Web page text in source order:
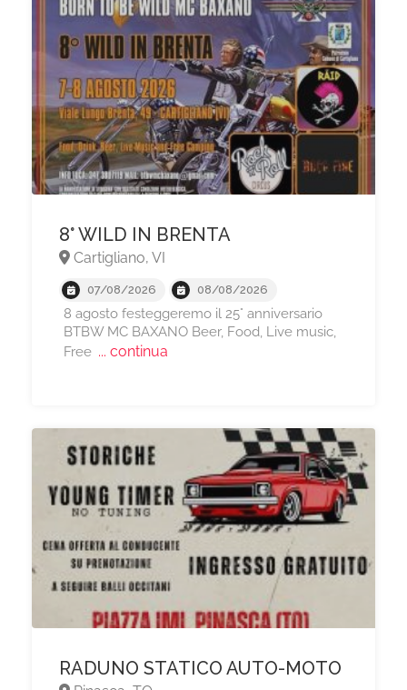
8° WILD IN BRENTA
Cartigliano, VI
07/08/2026 08/08/2026
8 agosto festeggeremo il 25° anniversario
BTBW MC BAXANO Beer, Food, Live music,
Free... continua
RADUNO STATICO AUTO-MOTO